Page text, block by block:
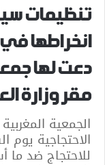
تنظيمات
انخراطها
دعت لها
مقر وزارة
الجمعية
للاحتجاج ضد ما